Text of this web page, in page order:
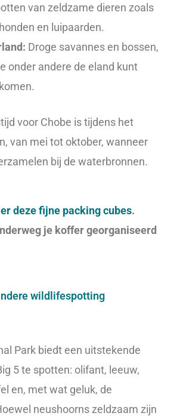
van zeldzame dieren zoals
en luipaarden.
Droge savannes en bossen,
onder andere de eland kunt
voor Chobe is tijdens het
van mei tot oktober, wanneer
bij de waterbronnen.
deze fijne packing cubes.
je koffer georganiseerd
wildlifespotting
Park biedt een uitstekende
5 te spotten: olifant, leeuw,
en, met wat geluk, de
neushoorns zeldzaam zijn